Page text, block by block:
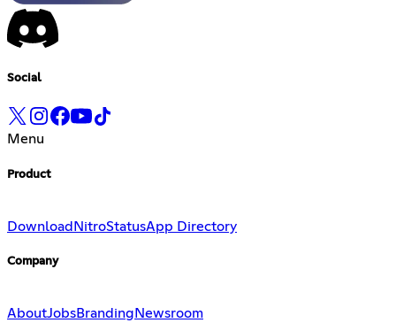
Social
Menu
Product
Download NitroStatusApp Directory
Company
AboutJobsBranding Newsroom